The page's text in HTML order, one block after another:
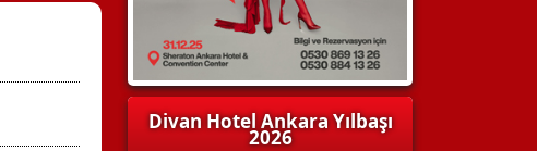
Divan Hotel Ankara Yılbaşı
2026